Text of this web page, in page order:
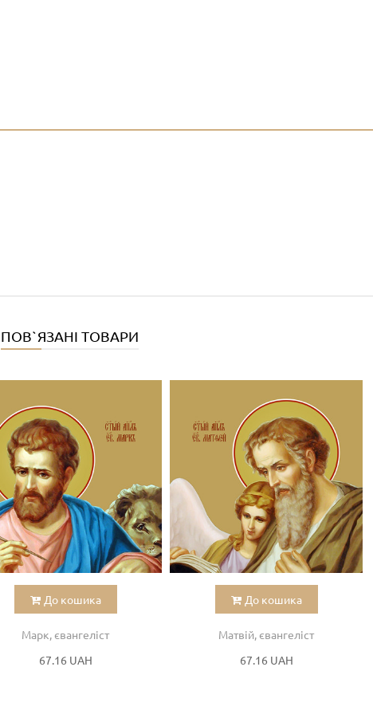
ПОВ`ЯЗАНІ ТОВАРИ
До кошика
Марк, євангеліст
67.16 UAH
До кошика
Матвій, євангеліст
67.16 UAH